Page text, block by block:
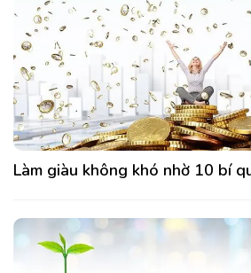
Làm giàu không khó nhờ 10 bí